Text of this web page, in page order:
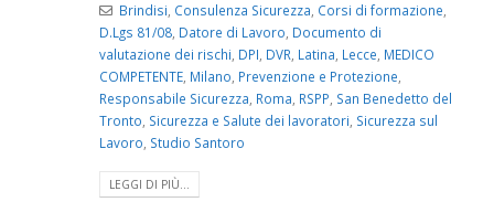
Brindisi, Consulenza Sicurezza, Corsi di formazione,
D.Lgs 81/08, Datore di Lavoro, Documento di
valutazione dei rischi, DPI, DVR, Latina, Lecce, MEDICO
COMPETENTE, Milano, Prevenzione e Protezione,
Responsabile Sicurezza, Roma, RSPP, San Benedetto del
Tronto, Sicurezza e Salute dei lavoratori, Sicurezza sul
Lavoro, Studio Santoro
LEGGI DI PIÙ...